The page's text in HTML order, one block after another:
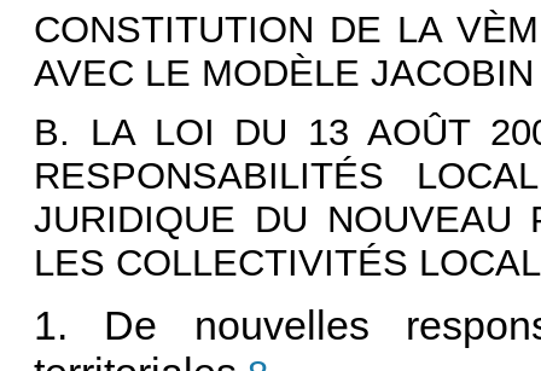
CONSTITUTION DE LA
AVEC LE MODÈLE JACOBIN
B. LA LOI DU 13 AOÛT
RESPONSABILITÉS
JURIDIQUE DU NOUVEAU
LES COLLECTIVITÉS
1. De nouvelles